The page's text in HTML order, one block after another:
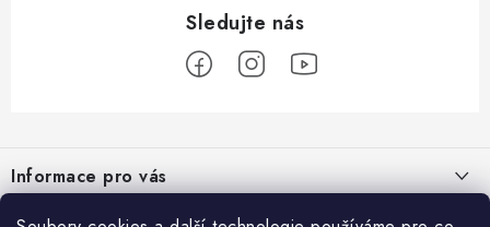
pInformace pro vás
Doprava a platba